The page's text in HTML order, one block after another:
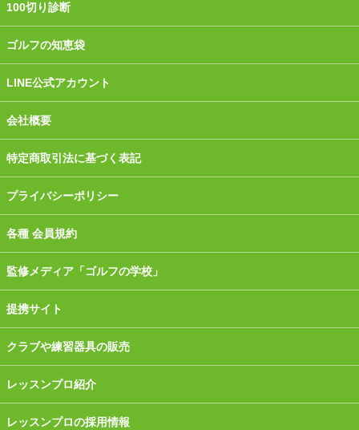
100切り診断
ゴルフの知恵袋
LINE公式アカウント
会社概要
特定商取引法に基づく表記
プライバシーポリシー
各種 会員規約
監修メディア「ゴルフの学校」
提携サイト
クラブや練習器具の販売
レッスンプロ紹介
レッスンプロの採用情報